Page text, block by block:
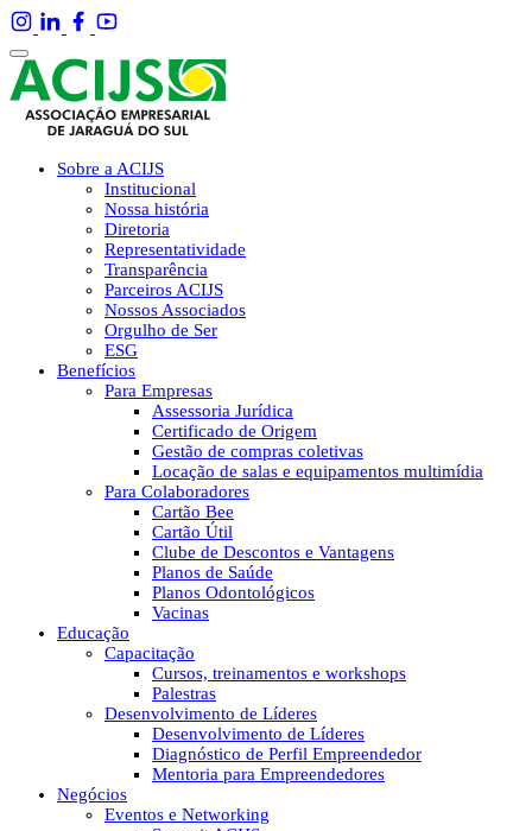
Sobre a ACIJS
Institucional
Nossa história
Diretoria
Representatividade
Transparência
Parceiros ACIJS
Nossos Associados
Orgulho de Ser
ESG
Benefícios
Para Empresas
Assessoria Jurídica
Certificado de Origem
Gestão de compras coletivas
Locação de salas e equipamentos multimídia
Para Colaboradores
Cartão Bee
Cartão Útil
Clube de Descontos e Vantagens
Planos de Saúde
Planos Odontológicos
Vacinas
Educação
Capacitação
Cursos, treinamentos e workshops
Palestras
Desenvolvimento de Líderes
Desenvolvimento de Líderes
Diagnóstico de Perfil Empreendedor
Mentoria para Empreendedores
Negócios
Eventos e Networking